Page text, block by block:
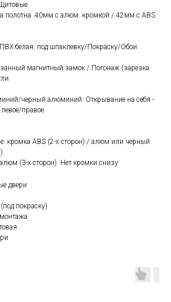
полотна: 40мм с алюм. кромкой / 42мм с ABS
белая: под шпаклевку/Покраску/Обои
магнитный замок / Погонаж (зарезка
черный алюминий. Открывание на себя -
правое
кромка ABS (2-х сторон) / алюм или черный
(3-х сторон). Нет кромки снизу
двери
покраску)